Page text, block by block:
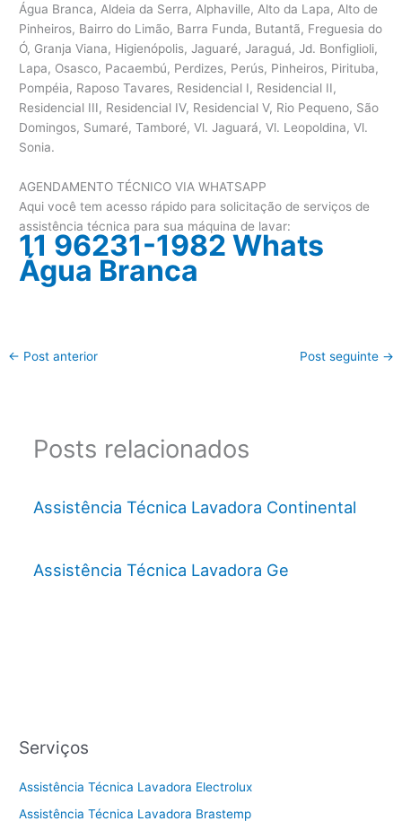
Água Branca, Aldeia da Serra, Alphaville, Alto da Lapa, Alto de
Pinheiros, Bairro do Limão, Barra Funda, Butantã, Freguesia do
Ó, Granja Viana, Higienópolis, Jaguaré, Jaraguá, Jd. Bonfiglioli,
Lapa, Osasco, Pacaembú, Perdizes, Perús, Pinheiros, Pirituba,
Pompéia, Raposo Tavares, Residencial I, Residencial II,
Residencial III, Residencial IV, Residencial V, Rio Pequeno, São
Domingos, Sumaré, Tamboré, Vl. Jaguará, Vl. Leopoldina, Vl.
Sonia.
AGENDAMENTO TÉCNICO VIA WHATSAPP
Aqui você tem acesso rápido para solicitação de serviços de
assistência técnica para sua máquina de lavar:
11 96231-1982 Whats
Água Branca
← Post anterior Post seguinte →
Posts relacionados
Assistência Técnica Lavadora Continental
Assistência Técnica Lavadora Ge
Serviços
Assistência Técnica Lavadora Electrolux
Assistência Técnica Lavadora Brastemp